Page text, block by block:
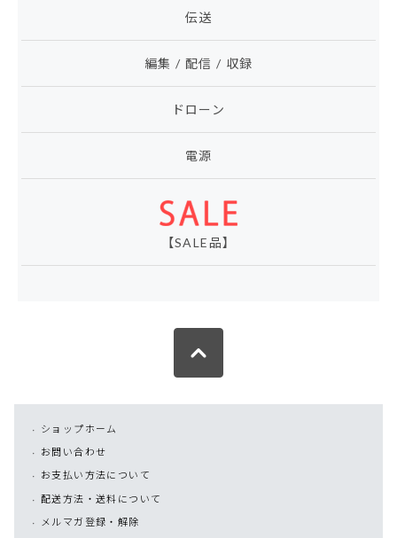
伝送
編集 / 配信 / 収録
ドローン
電源
【SALE品】
ショップホーム
お問い合わせ
お支払い方法について
配送方法・送料について
メルマガ登録・解除